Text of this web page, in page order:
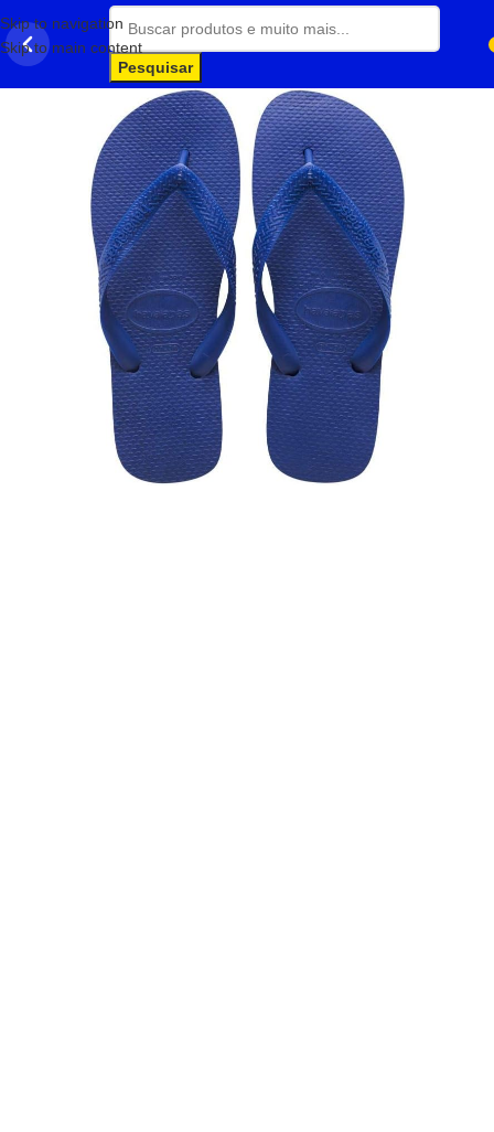
Skip to navigation
Skip to main content
Pesquisar